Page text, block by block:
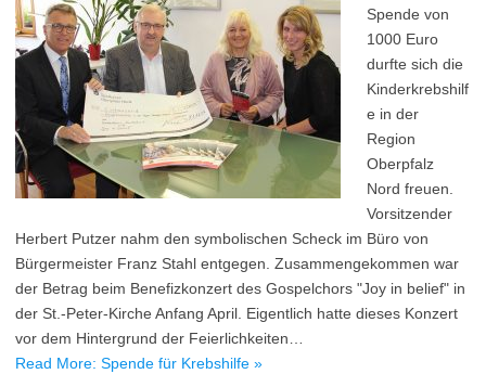
Spende von
1000 Euro
durfte sich die
Kinderkrebshilf
e in der
Region
Oberpfalz
Nord freuen.
Vorsitzender
Herbert Putzer nahm den symbolischen Scheck im Büro von
Bürgermeister Franz Stahl entgegen. Zusammengekommen war
der Betrag beim Benefizkonzert des Gospelchors "Joy in belief" in
der St.-Peter-Kirche Anfang April. Eigentlich hatte dieses Konzert
vor dem Hintergrund der Feierlichkeiten…
Read More: Spende für Krebshilfe »